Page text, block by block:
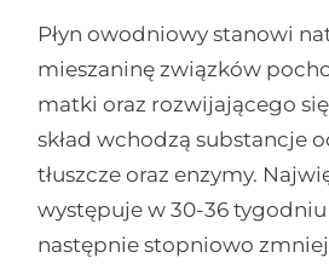
Płyn owodniowy stanowi
mieszaninę związków
matki oraz rozwijającego
skład wchodzą substancje
tłuszcze oraz enzymy.
występuje w 30-36 tygodniu
następnie stopniowo